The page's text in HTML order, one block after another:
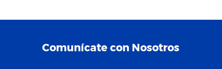
Comunícate con Nosotros